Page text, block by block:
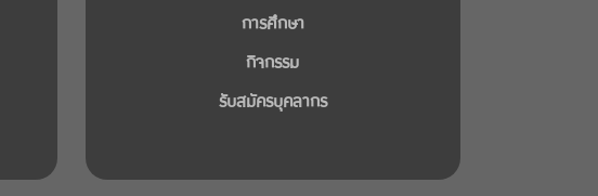
การศึกษา
กิจกรรม
รับสมัครบุคลากร